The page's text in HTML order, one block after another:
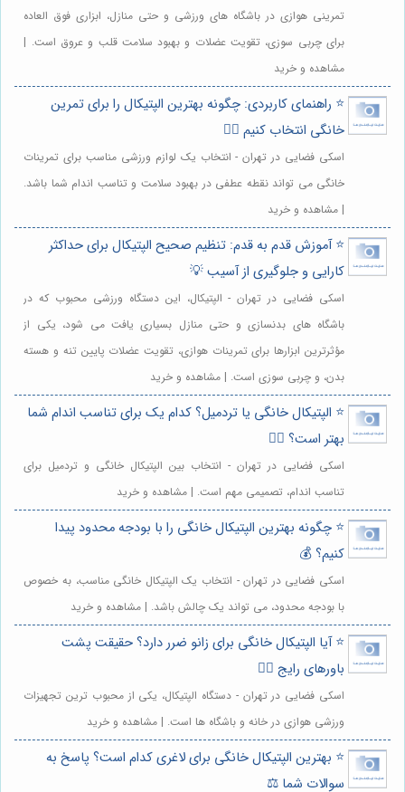
تمرینی هوازی در باشگاه های ورزشی و حتی منازل، ابزاری فوق العاده
برای چربی سوزی، تقویت عضلات و بهبود سلامت قلب و عروق است. |
مشاهده و خرید
⭐️ راهنمای کاربردی: چگونه بهترین الپتیکال را برای تمرین
خانگی انتخاب کنیم 🏋️‍♀️
اسکی فضایی در تهران - انتخاب یک لوازم ورزشی مناسب برای تمرینات
خانگی می تواند نقطه عطفی در بهبود سلامت و تناسب اندام شما باشد.
| مشاهده و خرید
⭐️ آموزش قدم به قدم: تنظیم صحیح الپتیکال برای حداکثر
کارایی و جلوگیری از آسیب 💡
اسکی فضایی در تهران - الپتیکال، این دستگاه ورزشی محبوب که در
باشگاه های بدنسازی و حتی منازل بسیاری یافت می شود، یکی از
مؤثرترین ابزارها برای تمرینات هوازی، تقویت عضلات پایین تنه و هسته
بدن، و چربی سوزی است. | مشاهده و خرید
⭐️ الپتیکال خانگی یا تردمیل؟ کدام یک برای تناسب اندام شما
بهتر است؟ 🏃‍♂️
اسکی فضایی در تهران - انتخاب بین الپتیکال خانگی و تردمیل برای
تناسب اندام، تصمیمی مهم است. | مشاهده و خرید
⭐️ چگونه بهترین الپتیکال خانگی را با بودجه محدود پیدا
کنیم؟ 💰
اسکی فضایی در تهران - انتخاب یک الپتیکال خانگی مناسب، به خصوص
با بودجه محدود، می تواند یک چالش باشد. | مشاهده و خرید
⭐️ آیا الپتیکال خانگی برای زانو ضرر دارد؟ حقیقت پشت
باورهای رایج 🧘‍♀️
اسکی فضایی در تهران - دستگاه الپتیکال، یکی از محبوب ترین تجهیزات
ورزشی هوازی در خانه و باشگاه ها است. | مشاهده و خرید
⭐️ بهترین الپتیکال خانگی برای لاغری کدام است؟ پاسخ به
سوالات شما ⚖️